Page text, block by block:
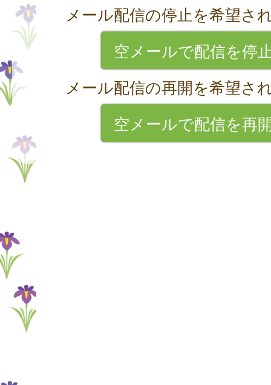
メール配信の停止を希望さ
空メールで配信を停
メール配信の再開を希望さ
空メールで配信を再